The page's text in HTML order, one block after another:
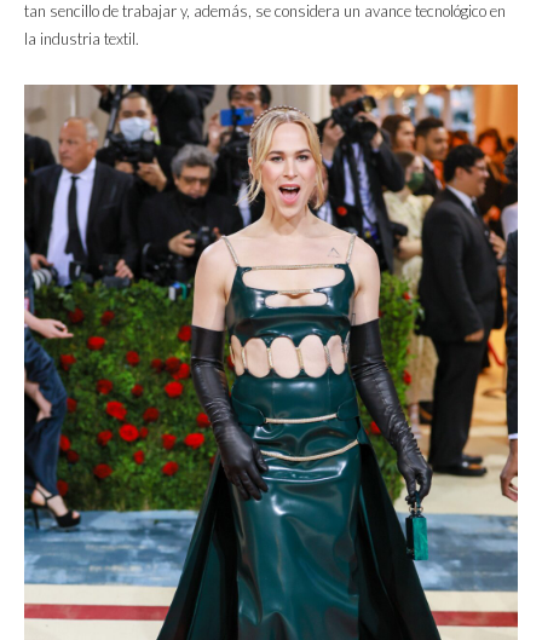
tan sencillo de trabajar y, además, se considera un avance tecnológico en
la industria textil.